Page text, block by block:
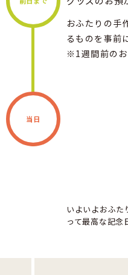
おふたりの手
るものを事前
※1週間前の
当日
いよいよおふ
って最高な記念